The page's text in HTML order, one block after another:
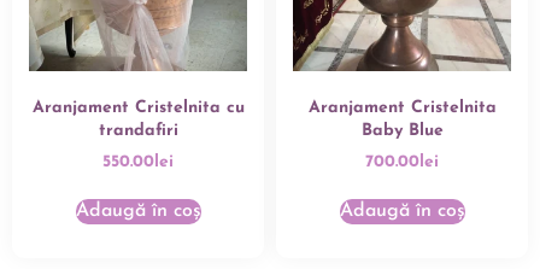
Aranjament Cristelnita cu
trandafiri
550.00 lei
Adaugă în coș
Aranjament Cristelnita
Baby Blue
700.00 lei
Adaugă în coș